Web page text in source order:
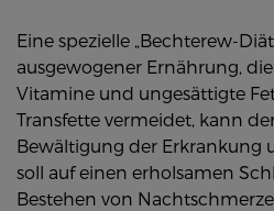
Eine spezielle „Bechterew-
ausgewogener Ernährung,
Vitamine und ungesättigte
Transfette vermeidet, kann
Bewältigung der Erkrankung
soll auf einen erholsamen
Bestehen von